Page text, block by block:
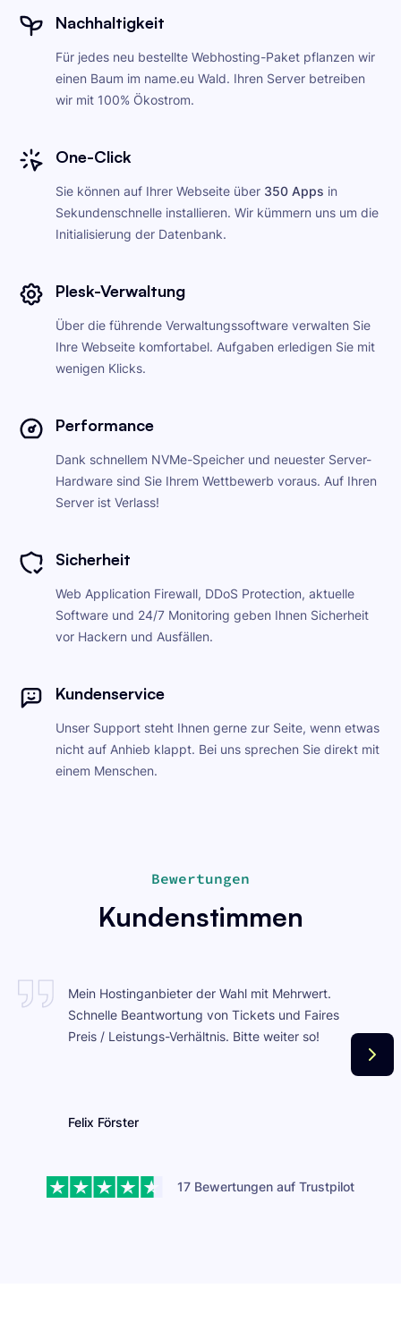
Nachhaltigkeit
Für jedes neu bestellte Webhosting-Paket pflanzen wir
einen Baum im name.eu Wald. Ihren Server betreiben
wir mit 100% Ökostrom.
One-Click
Sie können auf Ihrer Webseite über 350 Apps in
Sekundenschnelle installieren. Wir kümmern uns um die
Initialisierung der Datenbank.
Plesk-Verwaltung
Über die führende Verwaltungssoftware verwalten Sie
Ihre Webseite komfortabel. Aufgaben erledigen Sie mit
wenigen Klicks.
Performance
Dank schnellem NVMe-Speicher und neuester Server-
Hardware sind Sie Ihrem Wettbewerb voraus. Auf Ihren
Server ist Verlass!
Sicherheit
Web Application Firewall, DDoS Protection, aktuelle
Software und 24/7 Monitoring geben Ihnen Sicherheit
vor Hackern und Ausfällen.
Kundenservice
Unser Support steht Ihnen gerne zur Seite, wenn etwas
nicht auf Anhieb klappt. Bei uns sprechen Sie direkt mit
einem Menschen.
Bewertungen
Kundenstimmen
Mein Hostinganbieter der Wahl mit Mehrwert.
Schnelle Beantwortung von Tickets und Faires
Preis / Leistungs-Verhältnis. Bitte weiter so!
Felix Förster
17 Bewertungen auf Trustpilot